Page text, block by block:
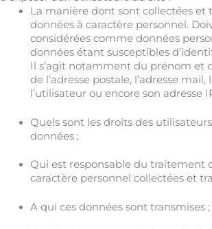
La manière dont sont collectées et
données à caractère personnel.
considérées comme données
données étant susceptibles
Il s’agit notamment du prénom et
de l’adresse postale, l’adresse
l’utilisateur ou encore son adresse
Quels sont les droits des
données ;
Qui est responsable du traitement
caractère personnel collectées et
A qui ces données sont transmises ;